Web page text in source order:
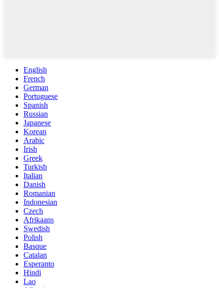
English
French
German
Portuguese
Spanish
Russian
Japanese
Korean
Arabic
Irish
Greek
Turkish
Italian
Danish
Romanian
Indonesian
Czech
Afrikaans
Swedish
Polish
Basque
Catalan
Esperanto
Hindi
Lao